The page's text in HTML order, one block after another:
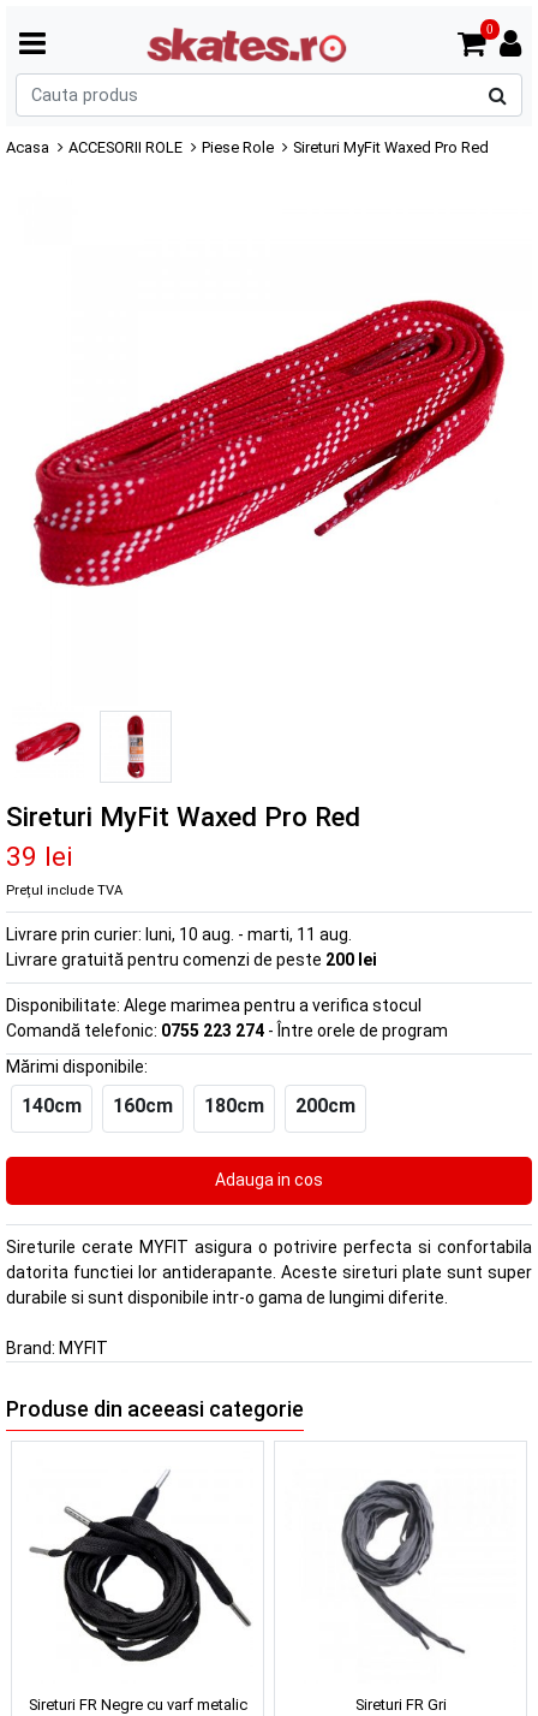
0
Acasa ACCESORII ROLE Piese Role Sireturi MyFit Waxed Pro Red
Sireturi MyFit Waxed Pro Red
39 lei
Prețul include TVA
Livrare prin curier: luni, 10 aug. - marti, 11 aug.
Livrare gratuită pentru comenzi de peste 200 lei
Disponibilitate: Alege marimea pentru a verifica stocul
Comandă telefonic: 0755 223 274 - Între orele de program
Mărimi disponibile:
140cm 160cm 180cm 200cm
Sireturile cerate MYFIT asigura o potrivire perfecta si confortabila
datorita functiei lor antiderapante. Aceste sireturi plate sunt super
durabile si sunt disponibile intr-o gama de lungimi diferite.
Brand: MYFIT
Produse din aceeasi categorie
Sireturi FR Negre cu varf metalic Sireturi FR Gri